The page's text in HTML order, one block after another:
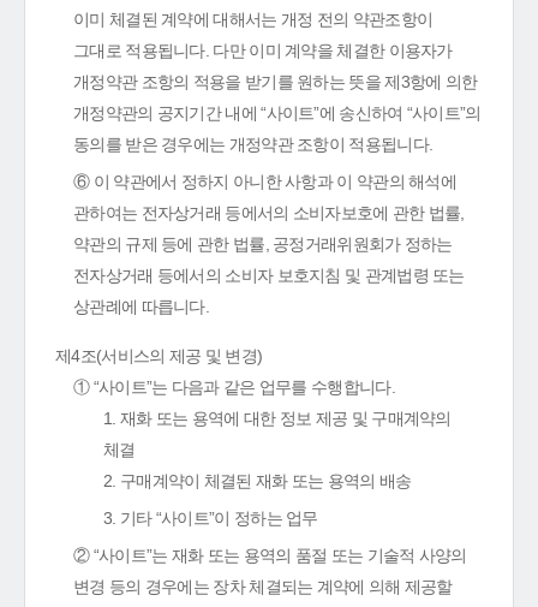
이미 체결된 계약에 대해서는 개정 전의 약관조항이
그대로 적용됩니다. 다만 이미 계약을 체결한 이용자가
개정약관 조항의 적용을 받기를 원하는 뜻을 제3항에 의한
개정약관의 공지기간 내에 “사이트”에 송신하여 “사이트”의
동의를 받은 경우에는 개정약관 조항이 적용됩니다.
⑥ 이 약관에서 정하지 아니한 사항과 이 약관의 해석에
관하여는 전자상거래 등에서의 소비자보호에 관한 법률,
약관의 규제 등에 관한 법률, 공정거래위원회가 정하는
전자상거래 등에서의 소비자 보호지침 및 관계법령 또는
상관례에 따릅니다.
제4조(서비스의 제공 및 변경)
① “사이트”는 다음과 같은 업무를 수행합니다.
1. 재화 또는 용역에 대한 정보 제공 및 구매계약의
체결
2. 구매계약이 체결된 재화 또는 용역의 배송
3. 기타 “사이트”이 정하는 업무
② “사이트”는 재화 또는 용역의 품절 또는 기술적 사양의
변경 등의 경우에는 장차 체결되는 계약에 의해 제공할